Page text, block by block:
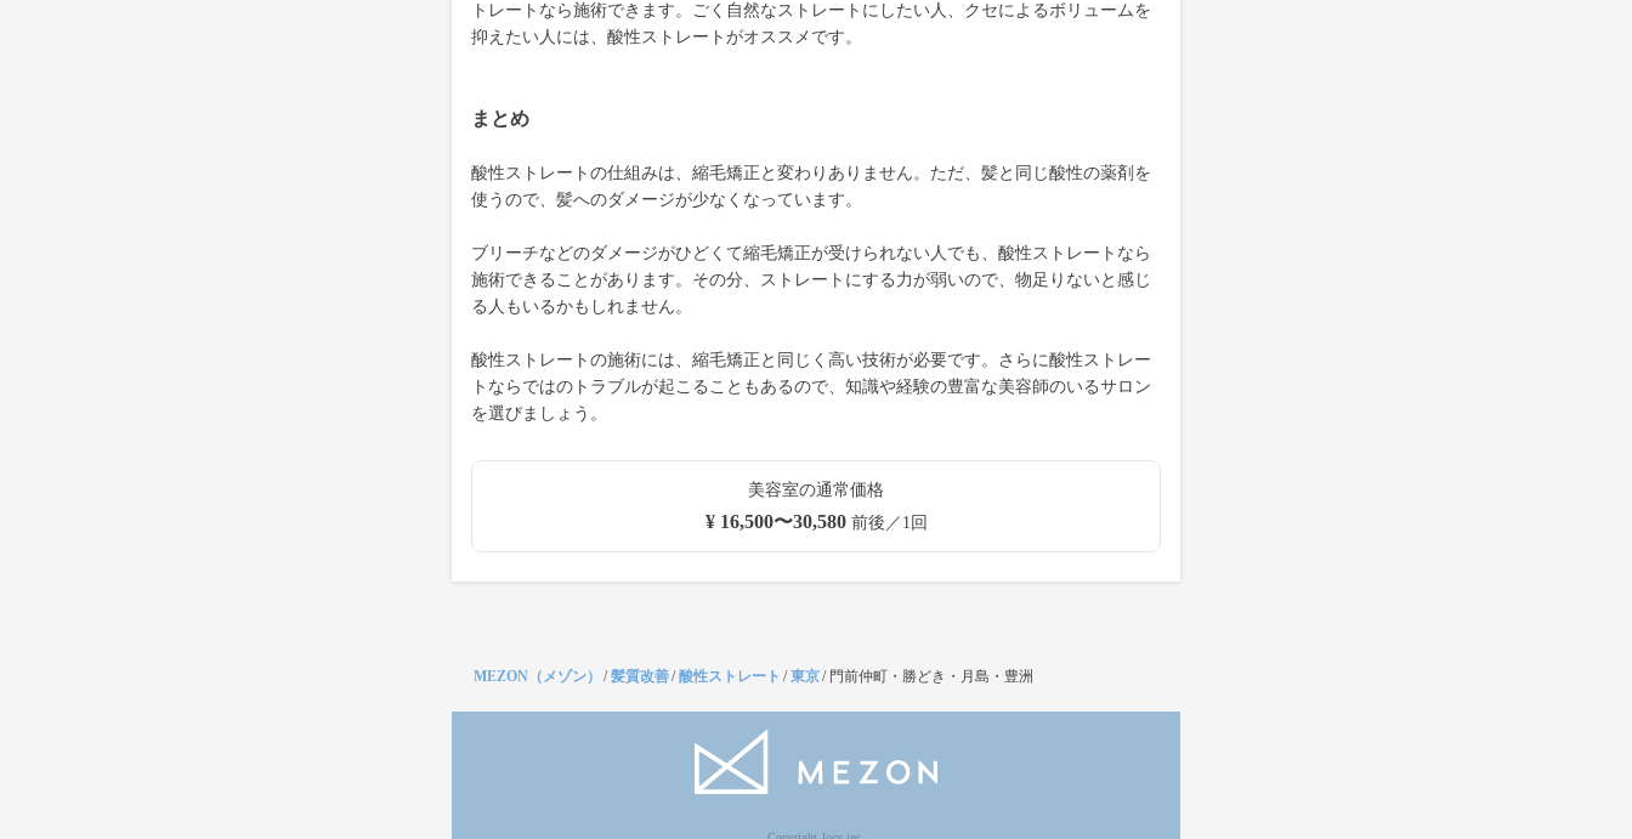
トレートなら施術できます。ごく自然なストレートにしたい人、クセによるボリュームを
抑えたい人には、酸性ストレートがオススメです。
まとめ
酸性ストレートの仕組みは、縮毛矯正と変わりありません。ただ、髪と同じ酸性の薬剤を
使うので、髪へのダメージが少なくなっています。
ブリーチなどのダメージがひどくて縮毛矯正が受けられない人でも、酸性ストレートなら
施術できることがあります。その分、ストレートにする力が弱いので、物足りないと感じ
る人もいるかもしれません。
酸性ストレートの施術には、縮毛矯正と同じく高い技術が必要です。さらに酸性ストレー
トならではのトラブルが起こることもあるので、知識や経験の豊富な美容師のいるサロン
を選びましょう。
美容室の通常価格
¥ 16,500〜30,580前後／1回
MEZON（メゾン） /髪質改善/酸性ストレート /東京/ 門前仲町・勝どき・月島・豊洲